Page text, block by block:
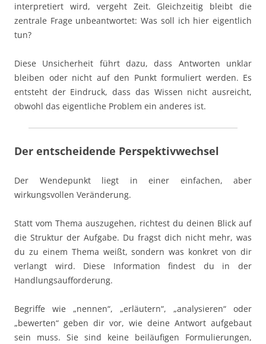
interpretiert wird, vergeht Zeit. Gleichzeitig bleibt die
zentrale Frage unbeantwortet: Was soll ich hier eigentlich
tun?
Diese Unsicherheit führt dazu, dass Antworten unklar
bleiben oder nicht auf den Punkt formuliert werden. Es
entsteht der Eindruck, dass das Wissen nicht ausreicht,
obwohl das eigentliche Problem ein anderes ist.
Der entscheidende Perspektivwechsel
Der Wendepunkt liegt in einer einfachen, aber
wirkungsvollen Veränderung.
Statt vom Thema auszugehen, richtest du deinen Blick auf
die Struktur der Aufgabe. Du fragst dich nicht mehr, was
du zu einem Thema weißt, sondern was konkret von dir
verlangt wird. Diese Information findest du in der
Handlungsaufforderung.
Begriffe wie „nennen“, „erläutern“, „analysieren“ oder
„bewerten“ geben dir vor, wie deine Antwort aufgebaut
sein muss. Sie sind keine beiläufigen Formulierungen,